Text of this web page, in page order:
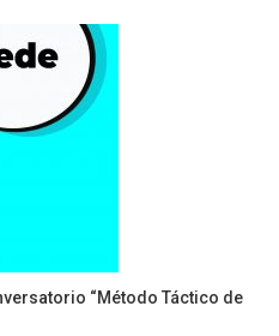
“Método Táctico de